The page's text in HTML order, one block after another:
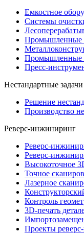
Емкостное
Системы
Промышленные
Промышленные
Пресс-
Нестандартные
Решение
Производство
Реверс-инжиниринг
Реверс-
Реверс-
Высокоточное
Точное
Лазерное
Контроль
3D-печать
Проекты